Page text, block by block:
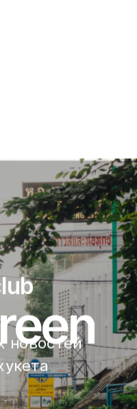
новостей